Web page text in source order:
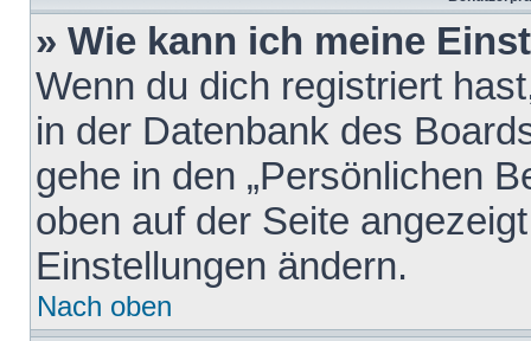
» Wie kann ich meine
Wenn du dich registriert
in der Datenbank des
gehe in den „Persönlichen
oben auf der Seite
Einstellungen ändern.
Nach oben